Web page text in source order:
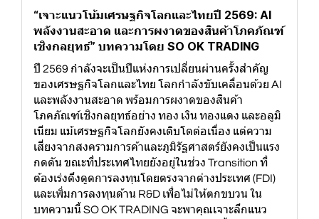
“เจาะแนวโน้มเศรษฐกิจโลกและไทยปี 2569: AI
พลังงานสะอาด และการผงาดของสินค้าโภคภัณฑ์
เชิงกลยุทธ์” บทความโดย SO OK TRADING
ปี 2569 กำลังจะเป็นปีแห่งการเปลี่ยนผ่านครั้งสำคัญ
ของเศรษฐกิจโลกและไทย โลกกำลังขับเคลื่อนด้วย AI
และพลังงานสะอาด พร้อมการผงาดของสินค้า
โภคภัณฑ์เชิงกลยุทธ์อย่าง ทอง เงิน ทองแดง และอลูมิ
เนียม แม้เศรษฐกิจโลกยังคงเติบโตต่อเนื่อง แต่ความ
เสี่ยงจากสงครามการค้าและภูมิรัฐศาสตร์ยังคงเป็นแรง
กดดัน ขณะที่ประเทศไทยยังอยู่ในช่วง Transition ที่
ต้องเร่งดึงดูดการลงทุนโดยตรงจากต่างประเทศ (FDI)
และเพิ่มการลงทุนด้าน R&D เพื่อไม่ให้ตกขบวน ใน
บทความนี้ SO OK TRADING จะพาคุณเจาะลึกแนว